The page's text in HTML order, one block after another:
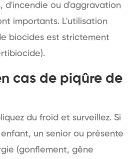
d'incendie ou d'aggravation
importants. L'utilisation
biocides est strictement
cas de piqûre de
du froid et surveillez. Si
un senior ou présente
(gonflement, gêne